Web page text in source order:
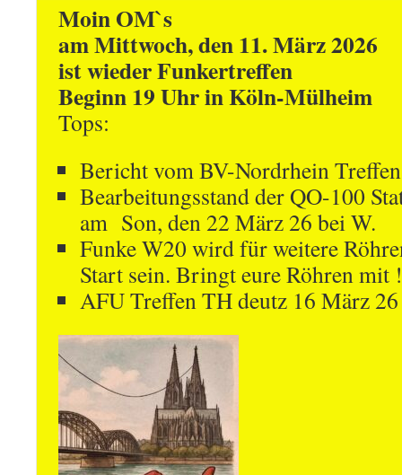
Moin OM`s
am Mittwoch, den 11. März 2026
ist wieder Funkertreffen
Beginn 19 Uhr in Köln-Mülheim
Tops:
Bericht vom BV-Nordrhein
Bearbeitungsstand der QO-100
am Son, den 22 März 26 bei W.
Funke W20 wird für weitere
Start sein. Bringt eure Röhren mit !
AFU Treffen TH deutz 16 März